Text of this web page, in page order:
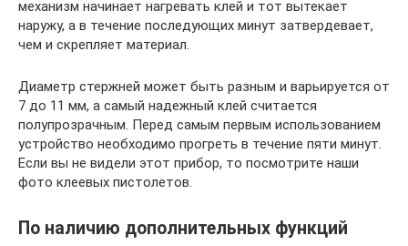
механизм начинает нагревать клей и тот вытекает
наружу, а в течение последующих минут затвердевает,
чем и скрепляет материал.
Диаметр стержней может быть разным и варьируется от
7 до 11 мм, а самый надежный клей считается
полупрозрачным. Перед самым первым использованием
устройство необходимо прогреть в течение пяти минут.
Если вы не видели этот прибор, то посмотрите наши
фото клеевых пистолетов.
По наличию дополнительных функций